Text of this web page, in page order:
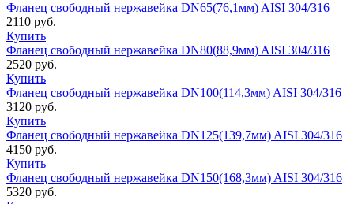
Фланец свободный нержавейка DN65(76,1мм) AISI 304/316
2110 руб.
Купить
Фланец свободный нержавейка DN80(88,9мм) AISI 304/316
2520 руб.
Купить
Фланец свободный нержавейка DN100(114,3мм) AISI 304/316
3120 руб.
Купить
Фланец свободный нержавейка DN125(139,7мм) AISI 304/316
4150 руб.
Купить
Фланец свободный нержавейка DN150(168,3мм) AISI 304/316
5320 руб.